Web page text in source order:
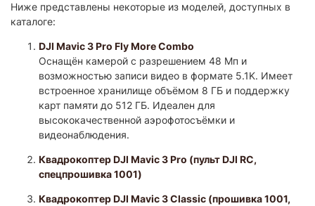
Ниже представлены некоторые из моделей, доступных в
каталоге:
DJI Mavic 3 Pro Fly More Combo
Оснащён камерой с разрешением 48 Мп и
возможностью записи видео в формате 5.1K. Имеет
встроенное хранилище объёмом 8 ГБ и поддержку
карт памяти до 512 ГБ. Идеален для
высококачественной аэрофотосъёмки и
видеонаблюдения.
Квадрокоптер DJI Mavic 3 Pro (пульт DJI RC,
спецпрошивка 1001)
Квадрокоптер DJI Mavic 3 Classic (прошивка 1001,